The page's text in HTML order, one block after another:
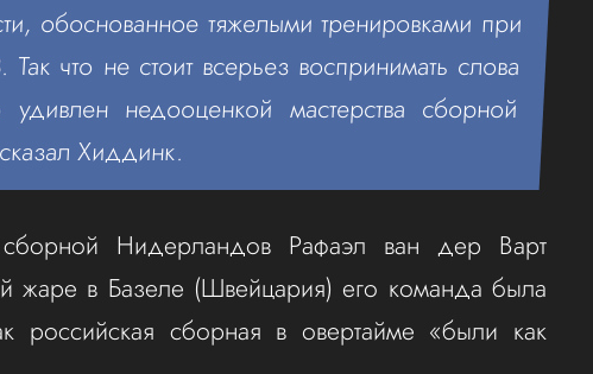
обоснованное тяжелыми тренировками при
что не стоит всерьез воспринимать слова
недооценкой мастерства сборной
Хиддинк.
сборной Нидерландов Рафаэл ван дер Варт
жаре в Базеле (Швейцария) его команда была
российская сборная в овертайме «были как